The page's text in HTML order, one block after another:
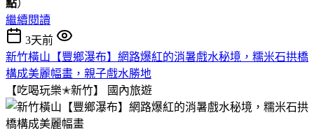
點）
繼續閱讀
3天前
新竹橫山【豐鄉瀑布】網路爆紅的消暑戲水秘境，糯米石拱橋
構成美麗幅畫，親子戲水勝地
【吃喝玩樂✭新竹】
國內旅遊